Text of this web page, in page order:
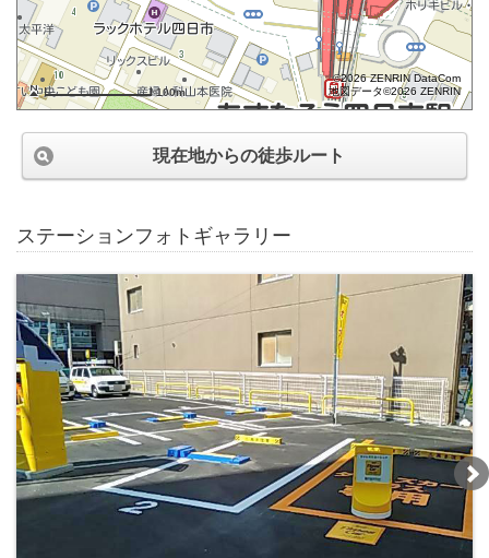
100m
©2026 ZENRIN DataCom
地図データ©2026 ZENRIN
現在地からの徒歩ルート
ステーションフォトギャラリー